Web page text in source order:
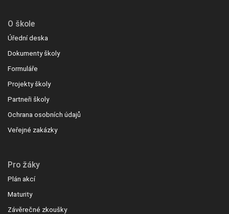
O škole
Úřední deska
Dokumenty školy
Formuláře
Projekty školy
Partneři školy
Ochrana osobních údajů
Veřejné zakázky
Pro žáky
Plán akcí
Maturity
Závěrečné zkoušky